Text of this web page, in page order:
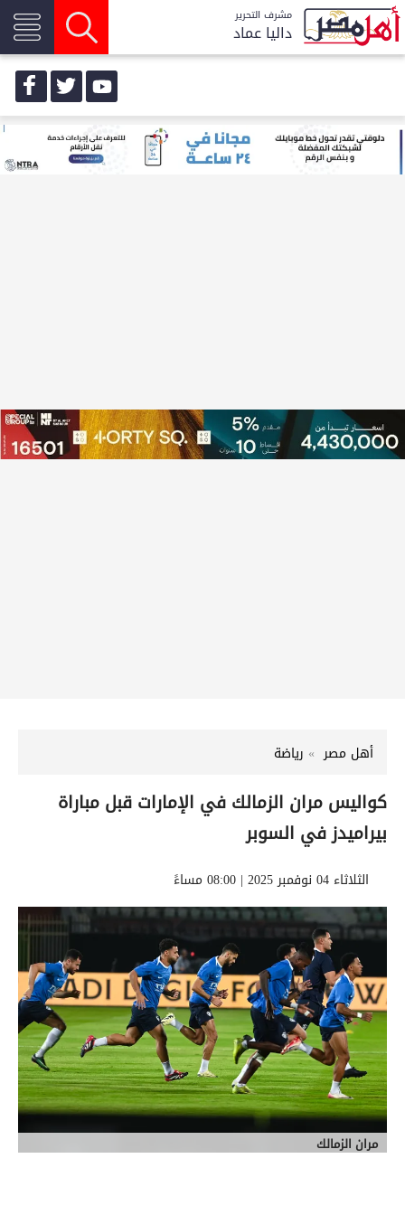
مشرف التحرير
داليا عماد
أهل مصر رياضة
كواليس مران الزمالك في الإمارات قبل مباراة
بيراميدز في السوبر
الثلاثاء 04 نوفمبر 2025 | 08:00 مساءً
مران الزمالك